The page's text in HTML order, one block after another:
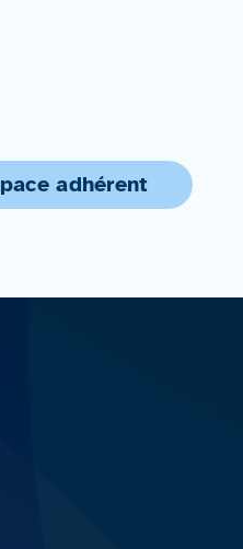
adhérent